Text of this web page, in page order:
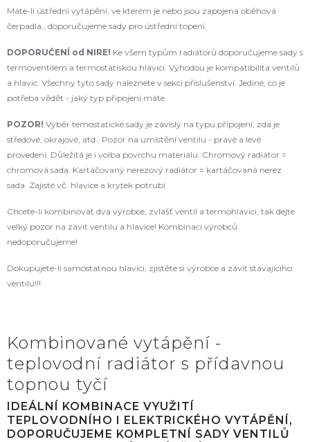
Máte-li ústřední vytápění, ve kterém je nebo jsou zapojena oběhová
čerpadla., doporučujeme sady pro ústřední topení.
DOPORUČENÍ od NIRE! Ke všem typům radiátorů doporučujeme sady s
termoventilem a termostatiskou hlavicí. Výhodou je kompatibilita ventilů
a hlavic. Všechny tyto sady naleznete v sekci příslušenství. Jediné, co je
potřeba vědět - jaký typ připojení máte.
POZOR! Výběr temostatické sady je závislý na typu připojení, zda je
středové, okrajové, atd.. Pozor na umístění ventilu - pravé a levé
provedení. Důležitá je i volba povrchu materiálu. Chromový radiátor =
chromová sada. Kartáčovaný nerezový radiátor = kartáčovaná nerez
sada. Zajisté vč. hlavice a krytek potrubí.
Chcete-li kombinovat dva výrobce, zvlášť ventil a termohlavici, tak dejte
velký pozor na závit ventilu a hlavice! Kombinaci výrobců
nedoporučujeme!
Dokupujete-li samostatnou hlavici, zjistěte si výrobce a závit stávajícího
ventilu!!!
Kombinované vytápění -
teplovodní radiátor s přídavnou
topnou tyčí
IDEÁLNÍ KOMBINACE VYUŽITÍ
TEPLOVODNÍHO I ELEKTRICKÉHO VYTÁPĚNÍ,
DOPORUČUJEME KOMPLETNÍ SADY VENTILŮ